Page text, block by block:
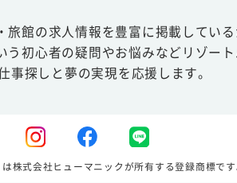
館の求人情報を豊富に掲載してい
初心者の疑問やお悩みなどリゾー
探しと夢の実現を応援します。
株式会社ヒューマニックが所有する登録商標です